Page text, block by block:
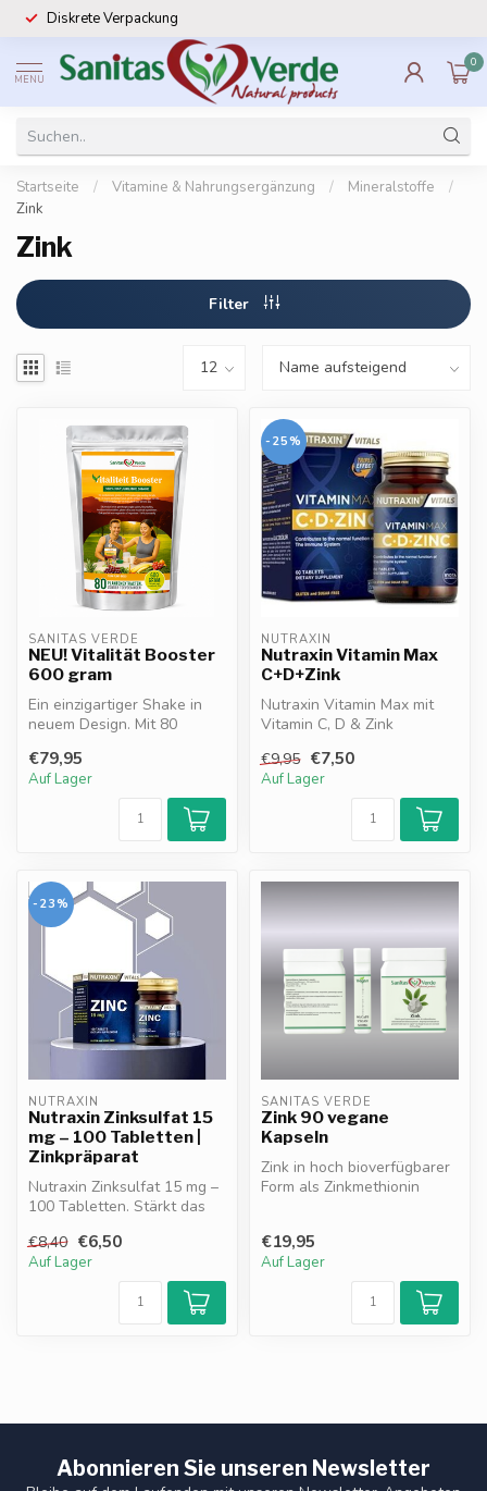
Diskrete Verpackung
MENU
0
Startseite / Vitamine & Nahrungsergänzung / Mineralstoffe
/
Zink
Zink
Filter
SANITAS VERDE
NEU! Vitalität Booster
600 gram
Ein einzigartiger Shake in
neuem Design. Mit 80
Inhaltss...
€79,95
Auf Lager
-25%
NUTRAXIN
Nutraxin Vitamin Max
C+D+Zink
Nutraxin Vitamin Max mit
Vitamin C, D & Zink
Immunsystem und sch...
€9,95 €7,50
Auf Lager
-23%
NUTRAXIN
Nutraxin Zinksulfat 15
mg – 100 Tabletten |
Zinkpräparat
Nutraxin Zinksulfat 15 mg –
100 Tabletten. Stärkt das
H...
€8,40 €6,50
Auf Lager
SANITAS VERDE
Zink 90 vegane
Kapseln
Zink in hoch bioverfügbarer
Form als Zinkmethionin
€19,95
Auf Lager
Abonnieren Sie unseren Newsletter